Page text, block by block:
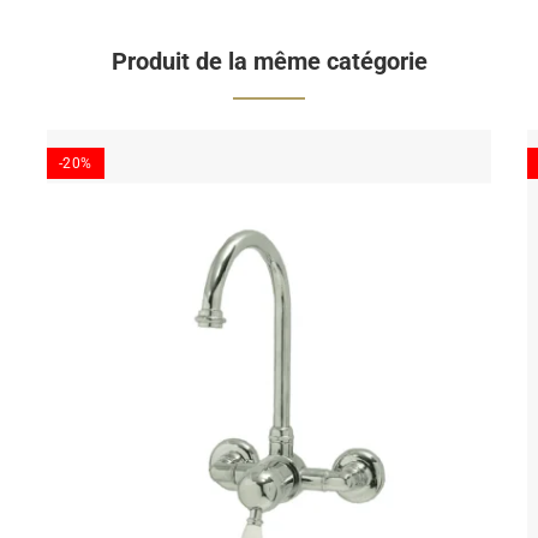
Produit de la même catégorie
-20%